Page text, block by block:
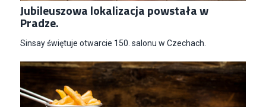
Jubileuszowa lokalizacja powstała w
Pradze.
Sinsay świętuje otwarcie 150. salonu w Czechach.